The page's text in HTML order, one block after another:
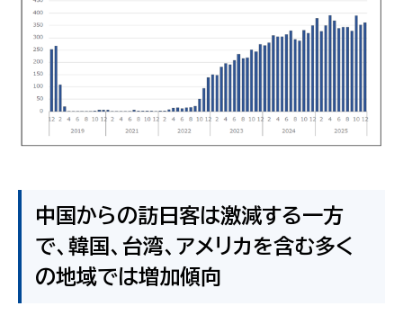
中国からの訪日客は激減する一方
で、韓国、台湾、アメリカを含む多く
の地域では増加傾向